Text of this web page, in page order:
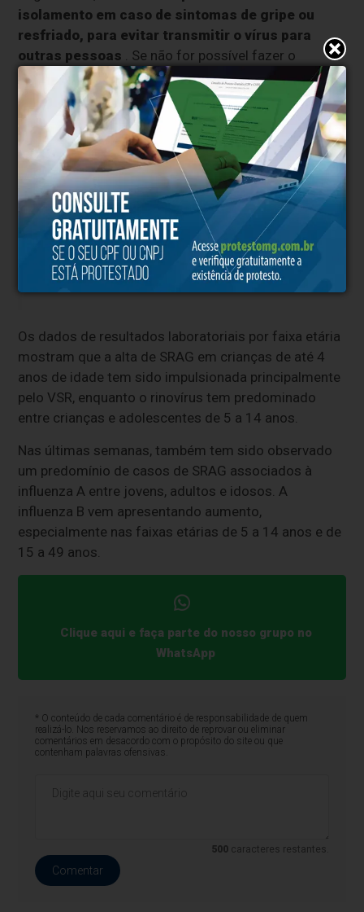
isolamento em caso de sintomas de gripe ou
resfriado, para evitar transmitir o vírus para
outras pessoas . Se não for possível fazer o
isolamento, a recomendação é que a pessoa saia de
casa usando uma boa máscara como a N95 ou PFF2
“E o mais importante: é fundamental que as
pessoas dos grupos prioritários e elegíveis
tomem a vacina contra a influenza e o VSR,
para diminuírem as chances de
desenvolverem a forma mais grave da
doença ou irem a óbito, caso se infectem
por esses vírus”, diz Tatiana.
Os dados de resultados laboratoriais por faixa etária
mostram que a alta de SRAG em crianças de até 4
anos de idade tem sido impulsionada principalmente
pelo VSR, enquanto o rinovírus tem predominado
entre crianças e adolescentes de 5 a 14 anos.
Nas últimas semanas, também tem sido observado
um predomínio de casos de SRAG associados à
influenza A entre jovens, adultos e idosos. A
influenza B vem apresentando aumento,
especialmente nas faixas etárias de 5 a 14 anos e de
15 a 49 anos.
Clique aqui e faça parte do nosso grupo no
WhatsApp
* O conteúdo de cada comentário é de responsabilidade de quem
realizá-lo. Nos reservamos ao direito de reprovar ou eliminar
comentários em desacordo com o propósito do site ou que
contenham palavras ofensivas.
500 caracteres restantes.
Comentar